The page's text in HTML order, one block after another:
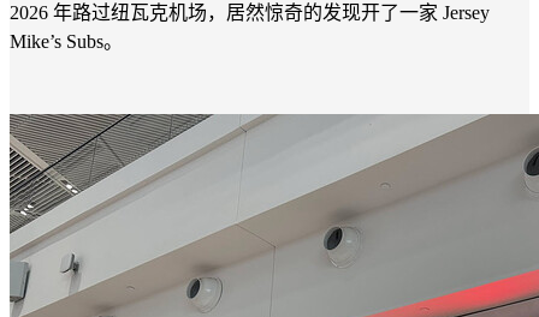
2026 年路过纽瓦克机场，居然惊奇的发现开了一家 Jersey
Mike’s Subs。